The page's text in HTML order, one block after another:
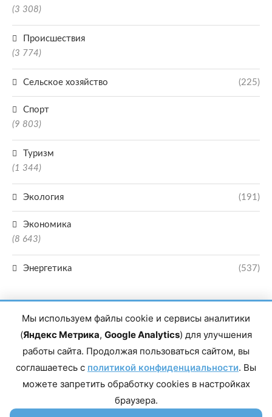
(3 308)
Происшествия
(3 774)
Сельское хозяйство (225)
Спорт
(9 803)
Туризм
(1 344)
Экология (191)
Экономика
(8 643)
Энергетика (537)
Главный редактор сетевого издания Магомаев Тимур Нухович. Контакты
редакции: 8(988)-292-94-34 Почта: vestiskfo@gmail.com По вопросам
Дагестан, г. Махачкала, пр-т Насрутдинова, д. 1а. Все права защищены.
Копирование и использование полных материалов запрещено, частичное
цитирование возможно только при условии гиперссылки на сайт mirmol.ru.
Мы используем файлы cookie и сервисы аналитики
(Яндекс Метрика, Google Analytics) для улучшения
работы сайта. Продолжая пользоваться сайтом, вы
соглашаетесь с политикой конфиденциальности. Вы
можете запретить обработку cookies в настройках
браузера.